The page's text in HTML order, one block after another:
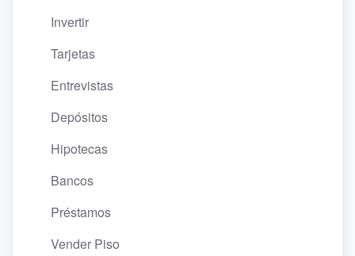
Invertir
Tarjetas
Entrevistas
Depósitos
Hipotecas
Bancos
Préstamos
Vender Piso